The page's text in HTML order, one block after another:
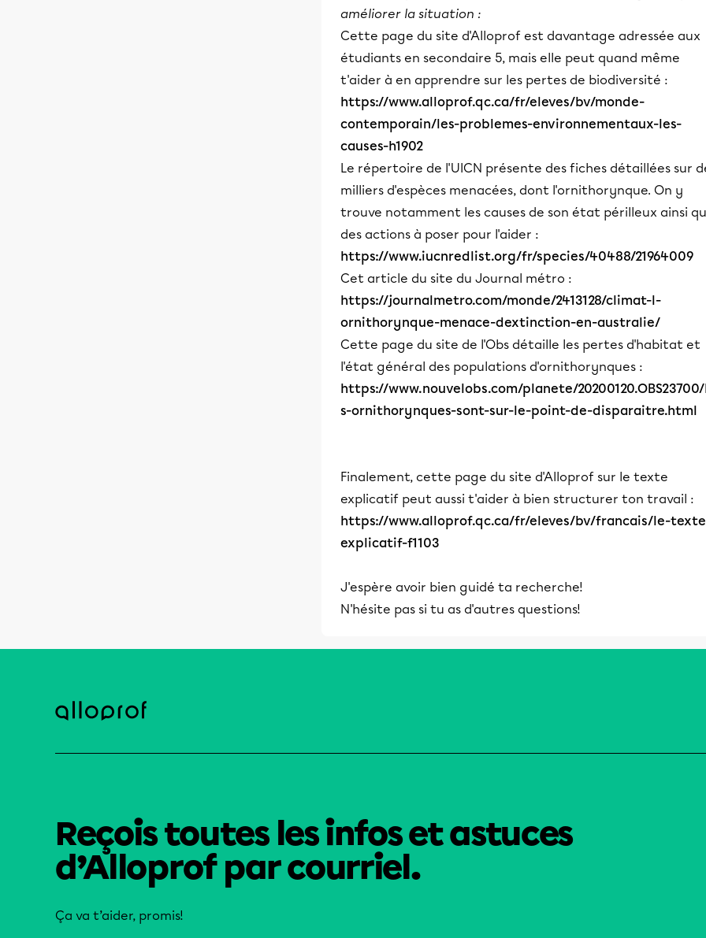
améliorer la situation :
Cette page du site d'Alloprof est davantage adressée aux
étudiants en secondaire 5, mais elle peut quand même
t'aider à en apprendre sur les pertes de biodiversité :
https://www.alloprof.qc.ca/fr/eleves/bv/monde-
contemporain/les-problemes-environnementaux-les-
causes-h1902
Le répertoire de l'UICN présente des fiches détaillées sur
milliers d'espèces menacées, dont l'ornithorynque. On y
trouve notamment les causes de son état périlleux ainsi
des actions à poser pour l'aider :
https://www.iucnredlist.org/fr/species/40488/21964009
Cet article du site du Journal métro :
https://journalmetro.com/monde/2413128/climat-l-
ornithorynque-menace-dextinction-en-australie/
Cette page du site de l'Obs détaille les pertes d'habitat et
l'état général des populations d'ornithorynques :
https://www.nouvelobs.com/planete/
s-ornithorynques-sont-sur-le-point-de-disparaitre.html
Finalement, cette page du site d'Alloprof sur le texte
explicatif peut aussi t'aider à bien structurer ton travail :
https://www.alloprof.qc.ca/fr/eleves/bv/francais/le-
explicatif-f1103
J'espère avoir bien guidé ta recherche!
N'hésite pas si tu as d'autres questions!
Reçois toutes les infos et astuces
d’Alloprof par courriel.
Ça va t’aider, promis!